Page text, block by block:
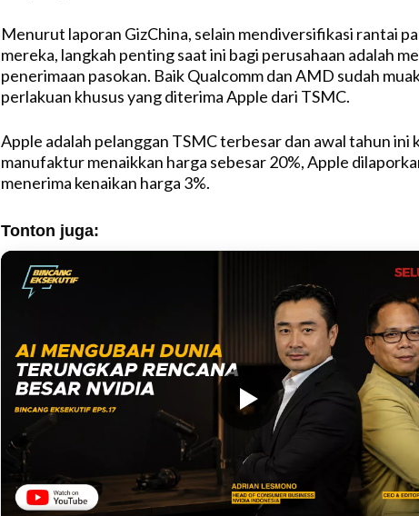
Menurut laporan GizChina, selain mendiversifikasi rantai
mereka, langkah penting saat ini bagi perusahaan adalah
penerimaan pasokan. Baik Qualcomm dan AMD sudah
perlakuan khusus yang diterima Apple dari TSMC.
Apple adalah pelanggan TSMC terbesar dan awal tahun ini
manufaktur menaikkan harga sebesar 20%, Apple
menerima kenaikan harga 3%.
Tonton juga: